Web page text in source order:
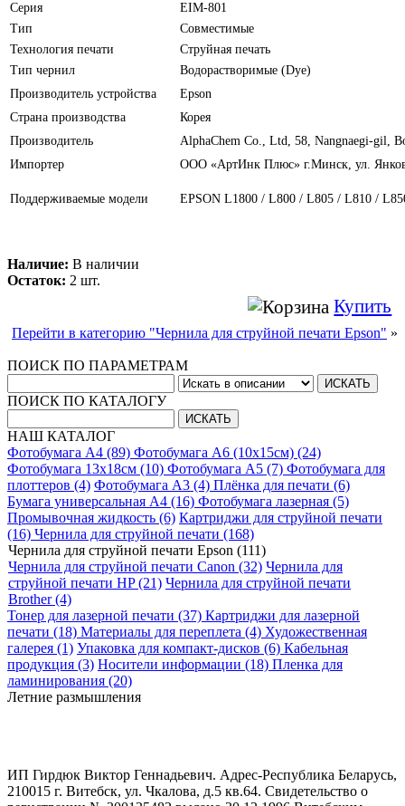
Серия
EIM-801
Тип
Совместимые
Технология печати
Струйная печать
Тип чернил
Водорастворимые (Dye)
Производитель устройства
Epson
Страна производства
Корея
Производитель
AlphaChem Сo., Ltd, 58, Nangnaegi-gil,
Импортер
ООО «АртИнк Плюс» г.Минск, ул.
Поддерживаемые модели EPSON L1800 / L800 / L805 / L810 /
Наличие: В наличии
Остаток: 2 шт.
Купить
Перейти в категорию "Чернила для струйной печати Epson" »
ПОИСК ПО ПАРАМЕТРАМ
ПОИСК ПО КАТАЛОГУ
НАШ КАТАЛОГ
Фотобумага A4 (89) Фотобумага A6 (10х15см) (24)
Фотобумага 13х18см (10) Фотобумага A5 (7) Фотобумага для
плоттеров (4) Фотобумага A3 (4) Плёнка для печати (6)
Бумага универсальная A4 (16) Фотобумага лазерная (5)
Промывочная жидкость (6) Картриджи для струйной печати
(16) Чернила для струйной печати (168)
Чернила для струйной печати Epson (111)
Чернила для струйной печати Canon (32) Чернила для
струйной печати HP (21) Чернила для струйной печати
Brother (4)
Тонер для лазерной печати (37) Картриджи для лазерной
печати (18) Материалы для переплета (4) Художественная
галерея (1) Упаковка для компакт-дисков (6) Кабельная
продукция (3) Носители информации (18) Пленка для
ламинирования (20)
Летние размышления
ИП Гирдюк Виктор Геннадьевич. Адрес-Республика Беларусь,
210015 г. Витебск, ул. Чкалова, д.5 кв.64. Свидетельство о